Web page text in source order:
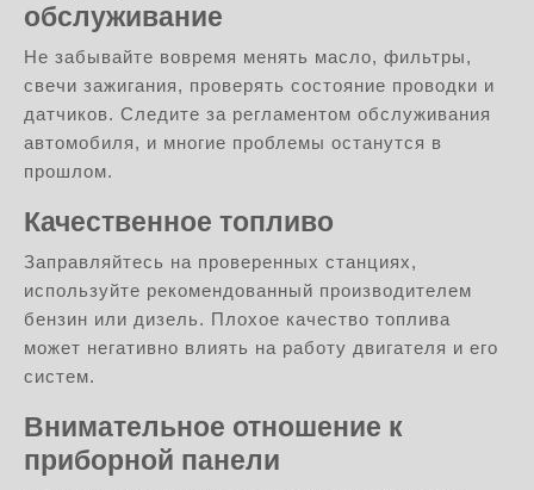
обслуживание
Не забывайте вовремя менять масло, фильтры,
свечи зажигания, проверять состояние проводки и
датчиков. Следите за регламентом обслуживания
автомобиля, и многие проблемы останутся в
прошлом.
Качественное топливо
Заправляйтесь на проверенных станциях,
используйте рекомендованный производителем
бензин или дизель. Плохое качество топлива
может негативно влиять на работу двигателя и его
систем.
Внимательное отношение к
приборной панели